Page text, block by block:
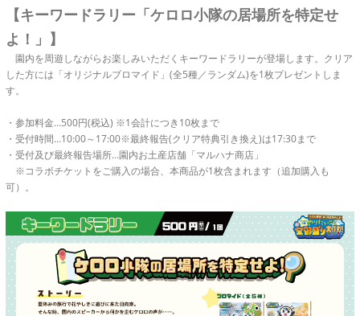
【キーワードラリー「ケロロ小隊の居場所を特定せ
よ！」】
園内を周遊しながらお楽しみいただくキーワードラリーが登場します。クリア
した方には「オリジナルブロマイド」(全5種／ランダム)を1枚プレゼントしま
す。
・参加料金…500円(税込) ※1会計につき10枚まで
・受付時間…10:00～17:00※最終報告(クリア特典引き換え)は17:30まで
・受付及び最終報告場所…園内お土産店舗「マルハナ商店」
※コラボチケットをご購入の場合、本商品が1枚含まれます（追加購入も
可）。